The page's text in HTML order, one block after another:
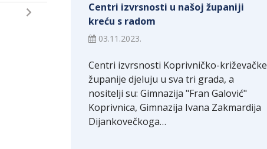
Centri izvrsnosti u našoj županiji
kreću s radom
03.11.2023.
Centri izvrsnosti Koprivničko-križevačke
županije djeluju u sva tri grada, a
nositelji su: Gimnazija "Fran Galović"
Koprivnica, Gimnazija Ivana Zakmardija
Dijankovečkoga…